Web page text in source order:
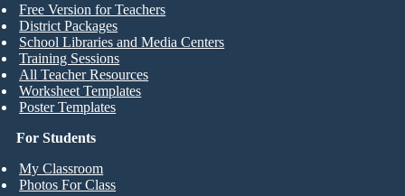
For Students
My Classroom
Photos For Class
Free Version for Teachers
District Packages
School Libraries and Media Centers
Training Sessions
All Teacher Resources
Worksheet Templates
Poster Templates